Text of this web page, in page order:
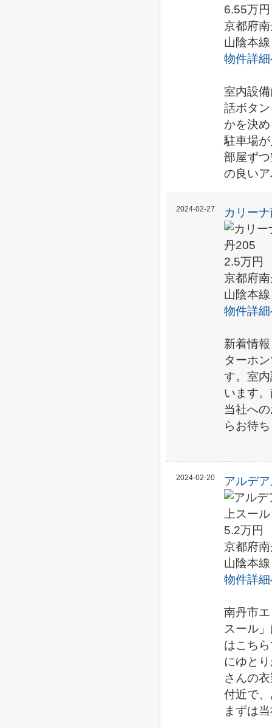
6.55万円
京都府
山陰本
物件詳
室内設
話ボタ
かを決
駐車場
部屋ず
の良い
2024-02-27 カリー
2.5万円
京都府
山陰本
物件詳
新着情
ターホ
す。室
います
当社へ
らお待
2024-02-20 アルデ
5.2万円
京都府
山陰本
物件詳
南丹市
スール
はこち
にゆと
さんの
付近で
まずは